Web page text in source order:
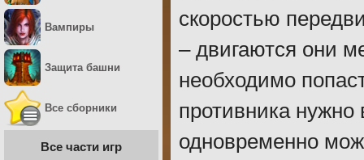
скоростью
– двигаются они
необходимо
противника
одновременно
Вампиры
Защита башни
Все сборники
Все части игр